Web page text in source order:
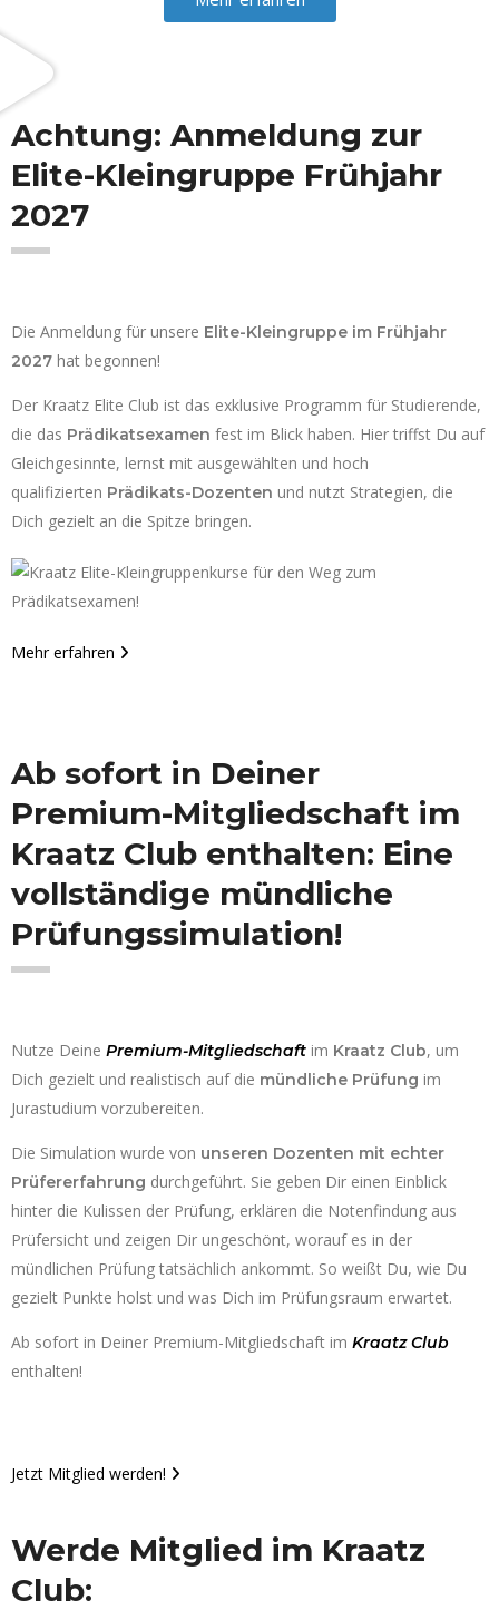
Achtung: Anmeldung zur
Elite-Kleingruppe Frühjahr
2027
Die Anmeldung für unsere Elite-Kleingruppe im Frühjahr
2027 hat begonnen!
Der Kraatz Elite Club ist das exklusive Programm für Studierende,
die das Prädikatsexamen fest im Blick haben. Hier triffst Du auf
Gleichgesinnte, lernst mit ausgewählten und hoch
qualifizierten Prädikats-Dozenten und nutzt Strategien, die
Dich gezielt an die Spitze bringen.
Mehr erfahren
Ab sofort in Deiner
Premium-Mitgliedschaft im
Kraatz Club enthalten: Eine
vollständige mündliche
Prüfungssimulation!
Nutze Deine Premium-Mitgliedschaft im Kraatz Club, um
Dich gezielt und realistisch auf die mündliche Prüfung im
Jurastudium vorzubereiten.
Die Simulation wurde von unseren Dozenten mit echter
Prüfererfahrung durchgeführt. Sie geben Dir einen Einblick
hinter die Kulissen der Prüfung, erklären die Notenfindung aus
Prüfersicht und zeigen Dir ungeschönt, worauf es in der
mündlichen Prüfung tatsächlich ankommt. So weißt Du, wie Du
gezielt Punkte holst und was Dich im Prüfungsraum erwartet.
Ab sofort in Deiner Premium-Mitgliedschaft im Kraatz Club
enthalten!
Jetzt Mitglied werden!
Werde Mitglied im Kraatz
Club: